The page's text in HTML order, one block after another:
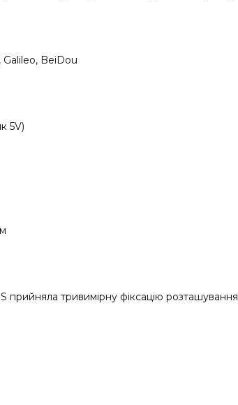
BeiDou
5V)
прийняла тривимірну фіксацію розташування